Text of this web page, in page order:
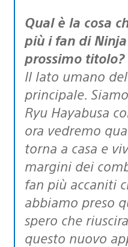
Qual è la cosa che sorprenderà di
più i fan di
prossimo titolo?
Il lato umano
principale.
Ryu Hayabusa
ora vedremo
torna a casa e
margini dei
fan più accaniti
abbiamo preso
spero che
questo nuovo